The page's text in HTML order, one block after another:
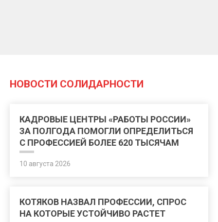
НОВОСТИ СОЛИДАРНОСТИ
КАДРОВЫЕ ЦЕНТРЫ «РАБОТЫ РОССИИ»
ЗА ПОЛГОДА ПОМОГЛИ ОПРЕДЕЛИТЬСЯ
С ПРОФЕССИЕЙ БОЛЕЕ 620 ТЫСЯЧАМ
ЧЕЛОВЕК
10 августа 2026
КОТЯКОВ НАЗВАЛ ПРОФЕССИИ, СПРОС
НА КОТОРЫЕ УСТОЙЧИВО РАСТЕТ